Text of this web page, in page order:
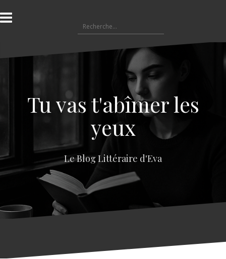
l
a
e
e
Tu vas t'abîmer les
yeux
Le Blog Littéraire d'Eva